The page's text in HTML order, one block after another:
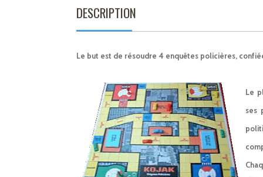
DESCRIPTION
Le but est de résoudre 4 enquêtes policières,
Le
ses